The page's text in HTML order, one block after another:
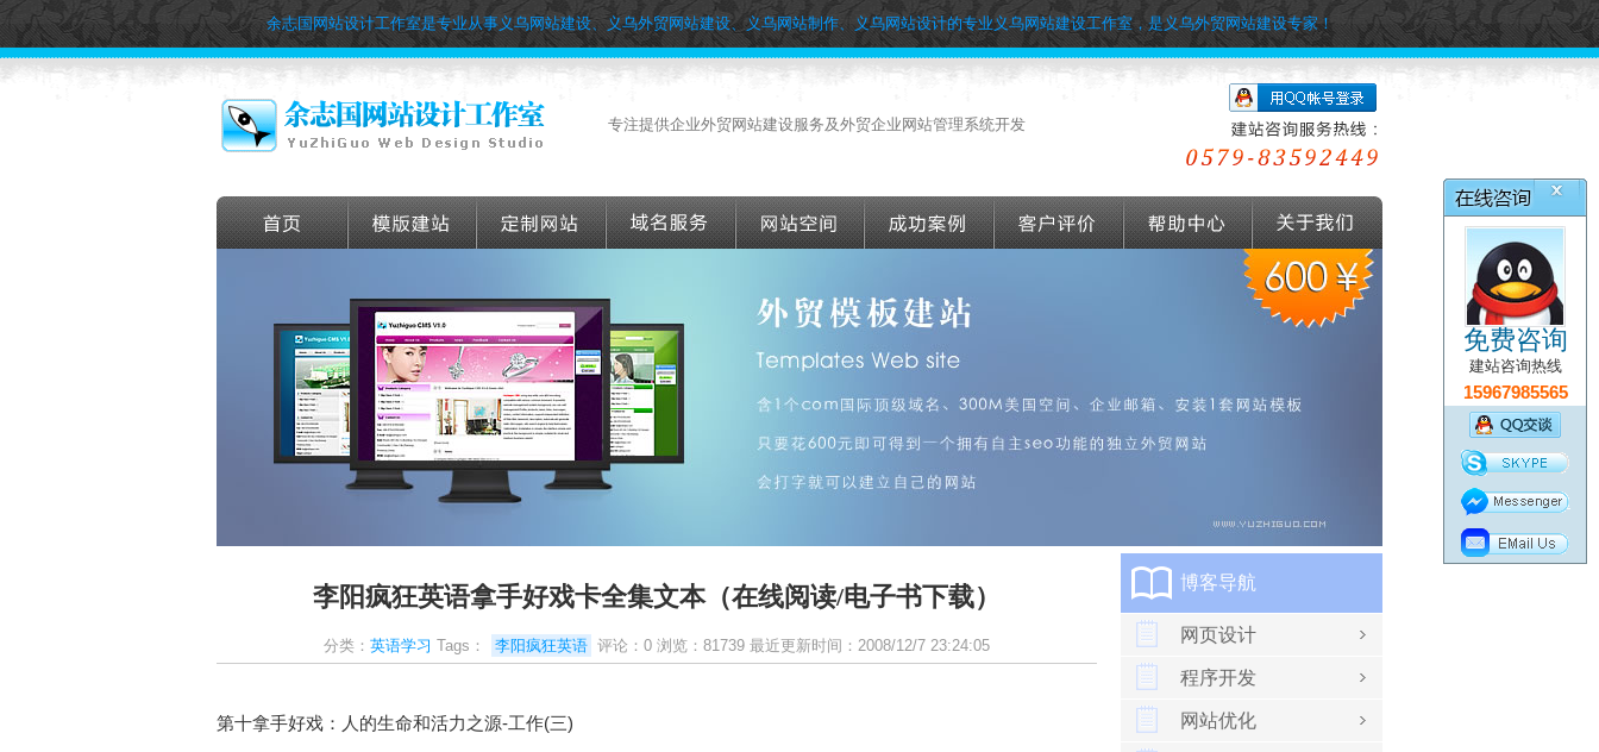
余志国网站设计工作室是专业从事义乌网站建设、义乌外贸网站建设、义乌网站制作、义乌网站设计的专业义乌网站建设工作室，是义乌外贸网站建设专家！
专注提供企业外贸网站建设服务及外贸企业网站管理系统开发
李阳疯狂英语拿手好戏卡全集文本（在线阅读/电子书下载）
分类： 英语学习 Tags： 李阳疯狂英语 评论：0 浏览：81739 最近更新时间：2008/12/7 23:24:05
第十拿手好戏：人的生命和活力之源-工作(三)
博客导航
网页设计
程序开发
网站优化
免费咨询
建站咨询热线
15967985565